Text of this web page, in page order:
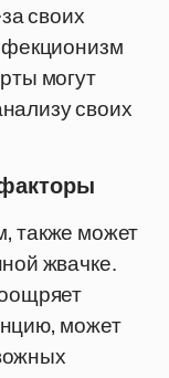
своих
могут
своих
также может
жвачке.
может